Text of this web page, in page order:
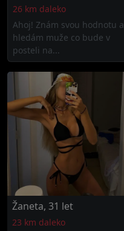
26 km daleko
Ahoj! Znám svou hodnotu a
hledám muže co bude v
posteli na...
Žaneta, 31 let
23 km daleko